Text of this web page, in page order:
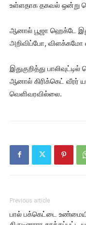
உள்ளதாக தகவல் ஒன்று
ஆனால் பூஜா ஹெக்டே
அறிவிப்போ, விளக்கமோ
இதுகுறித்து
ஆனால் கிரிக்கெட்
வெளிவரவில்லை.
Previous article
பால் பக்கெட்டை